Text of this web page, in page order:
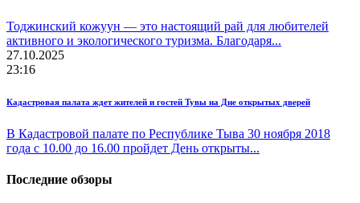
Тоджинский кожуун — это настоящий рай для любителей
активного и экологического туризма. Благодаря...
27.10.2025
23:16
Кадастровая палата ждет жителей и гостей Тувы на Дне открытых дверей
В Кадастровой палате по Республике Тыва 30 ноября 2018
года с 10.00 до 16.00 пройдет День открыты...
Последние обзоры